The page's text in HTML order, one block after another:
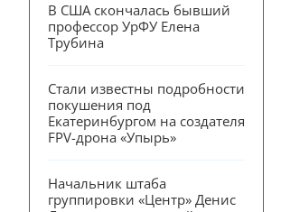
В США скончалась бывший
профессор УрФУ Елена
Трубина
Стали известны подробности
покушения под
Екатеринбургом на создателя
FPV-дрона «Упырь»
Начальник штаба
группировки «Центр» Денис